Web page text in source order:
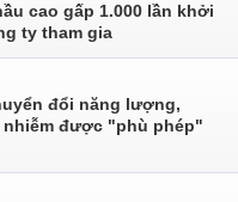
cao gấp 1.000 lần khởi
ty tham gia
đổi năng lượng,
được "phù phép"